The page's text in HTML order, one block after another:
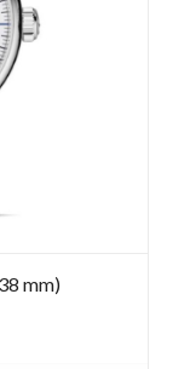
mm)